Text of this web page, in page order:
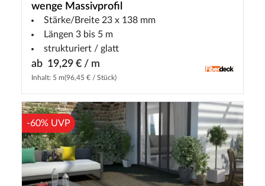
wenge Massivprofil
Stärke/Breite 23 x 138 mm
Längen 3 bis 5 m
strukturiert / glatt
ab 19,29 € / m
Inhalt: 5 m(96,45 € / Stück)
-60% UVP